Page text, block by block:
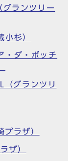
ランツリー
杉）
・ダ・ボッチ
グランツリ
ラザ）
ザ）